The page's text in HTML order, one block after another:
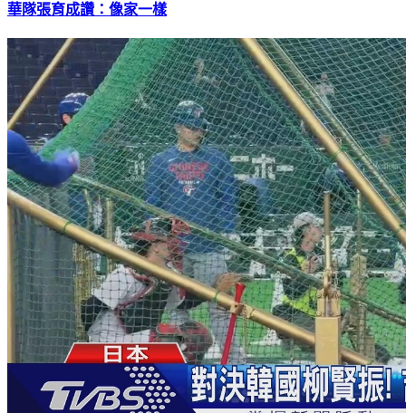
華隊張育成讚：像家一樣